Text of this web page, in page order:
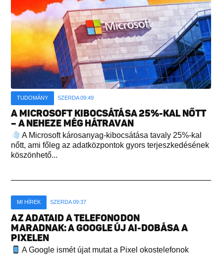
TUDOMÁNY SZERDA 09:49
A MICROSOFT KIBOCSÁTÁSA 25%-KAL NŐTT
– A NEHEZE MÉG HÁTRAVAN
A Microsoft károsanyag-kibocsátása tavaly 25%-kal
nőtt, ami főleg az adatközpontok gyors terjeszkedésének
köszönhető...
MI HÍREK SZERDA 09:37
AZ ADATAID A TELEFONODON
MARADNAK: A GOOGLE ÚJ AI-DOBÁSA A
PIXELEN
A Google ismét újat mutat a Pixel okostelefonok